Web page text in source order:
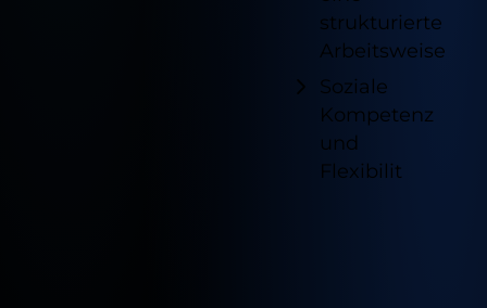
strukturierte
Arbeitsweise
Soziale
Kompetenz
und
Flexibilit